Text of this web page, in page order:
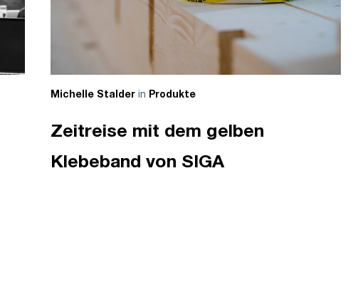
Michelle Stalderin Produkte
Zeitreise mit dem gelben
Klebeband von SIGA